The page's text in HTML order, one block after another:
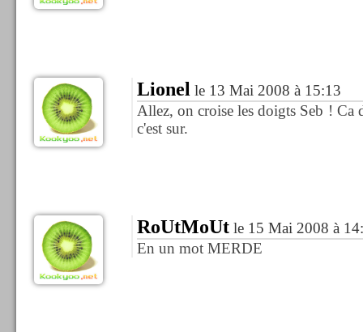
Lionel le 13 Mai 2008 à 15:13
Allez, on croise les doigts Seb ! Ca
c'est sur.
RoUtMoUtle 15 Mai 2008 à
En un mot MERDE